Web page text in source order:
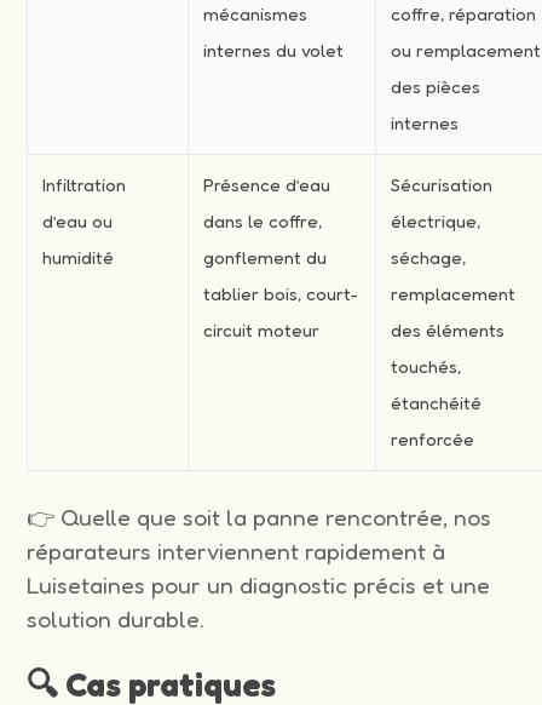
mécanismes
internes du volet
coffre, réparation
ou remplacement
des pièces
internes
Infiltration
d’eau ou
humidité
Présence d’eau
dans le coffre,
gonflement du
tablier bois, court-
circuit moteur
Sécurisation
électrique,
séchage,
remplacement
des éléments
touchés,
étanchéité
renforcée
👉 Quelle que soit la panne rencontrée, nos
réparateurs interviennent rapidement à
Luisetaines pour un diagnostic précis et une
solution durable.
🔍 Cas pratiques